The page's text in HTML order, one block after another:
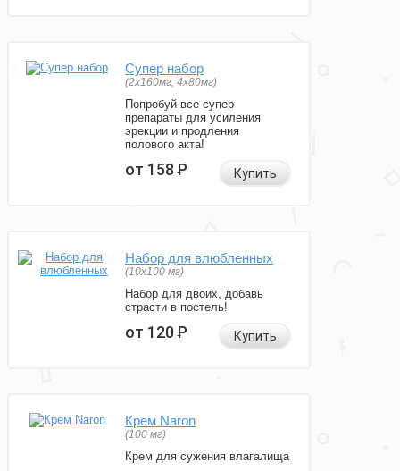
Супер набор
(2х160мг, 4х80мг)
Попробуй все супер
препараты для усиления
эрекции и продления
полового акта!
от 158Р Купить
Набор для влюбленных
(10х100 мг)
Набор для двоих, добавь
страсти в постель!
от 120Р Купить
Крем Naron
(100 мг)
Крем для сужения влагалища